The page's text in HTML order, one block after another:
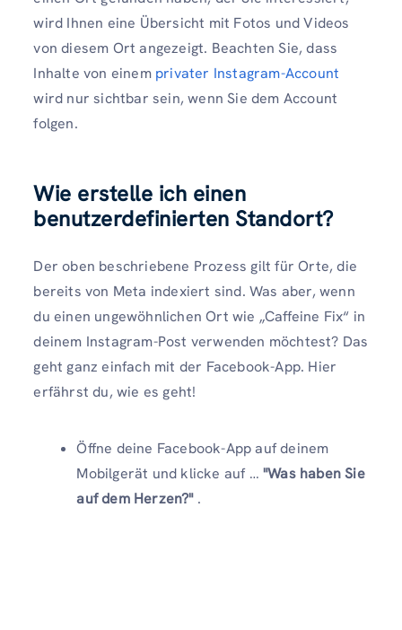
wird Ihnen eine Übersicht mit Fotos und Videos
von diesem Ort angezeigt. Beachten Sie, dass
Inhalte von einem privater Instagram-Account
wird nur sichtbar sein, wenn Sie dem Account
folgen.
Wie erstelle ich einen
benutzerdefinierten Standort?
Der oben beschriebene Prozess gilt für Orte, die
bereits von Meta indexiert sind. Was aber, wenn
du einen ungewöhnlichen Ort wie „Caffeine Fix“ in
deinem Instagram-Post verwenden möchtest? Das
geht ganz einfach mit der Facebook-App. Hier
erfährst du, wie es geht!
Öffne deine Facebook-App auf deinem
Mobilgerät und klicke auf … "Was haben Sie
auf dem Herzen?".